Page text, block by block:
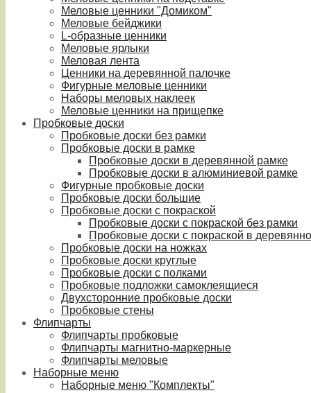
Меловые ценники "Домиком"
Меловые бейджики
L-образные ценники
Меловые ярлыки
Меловая лента
Ценники на деревянной палочке
Фигурные меловые ценники
Наборы меловых наклеек
Меловые ценники на прищепке
Пробковые доски
Пробковые доски без рамки
Пробковые доски в рамке
Пробковые доски в деревянной рамке
Пробковые доски в алюминиевой рамке
Фигурные пробковые доски
Пробковые доски большие
Пробковые доски с покраской
Пробковые доски с покраской без рамки
Пробковые доски с покраской в
Пробковые доски на ножках
Пробковые доски круглые
Пробковые доски с полками
Пробковые подложки самоклеящиеся
Двухсторонние пробковые доски
Пробковые стены
Флипчарты
Флипчарты пробковые
Флипчарты магнитно-маркерные
Флипчарты меловые
Наборные меню
Наборные меню "Комплекты"